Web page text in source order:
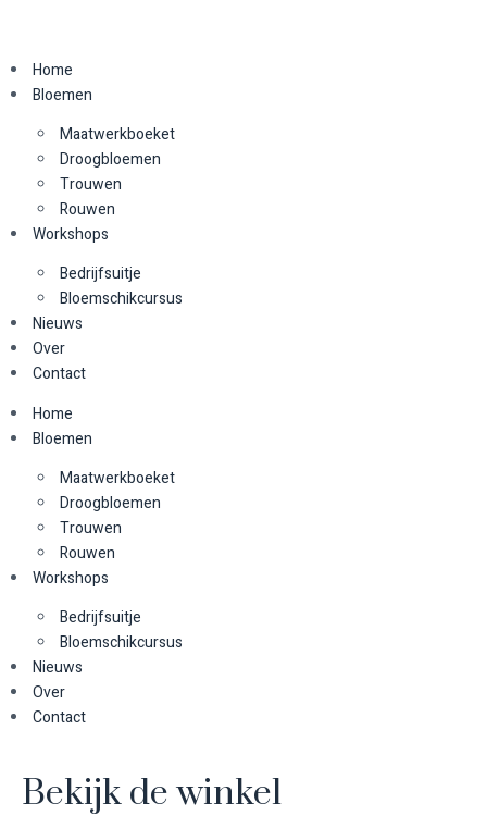
Home
Bloemen
Maatwerkboeket
Droogbloemen
Trouwen
Rouwen
Workshops
Bedrijfsuitje
Bloemschikcursus
Nieuws
Over
Contact
Home
Bloemen
Maatwerkboeket
Droogbloemen
Trouwen
Rouwen
Workshops
Bedrijfsuitje
Bloemschikcursus
Nieuws
Over
Contact
Bekijk de winkel